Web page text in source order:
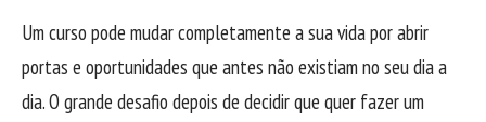
Um curso pode mudar completamente a sua vida por abrir
portas e oportunidades que antes não existiam no seu dia a
dia. O grande desafio depois de decidir que quer fazer um